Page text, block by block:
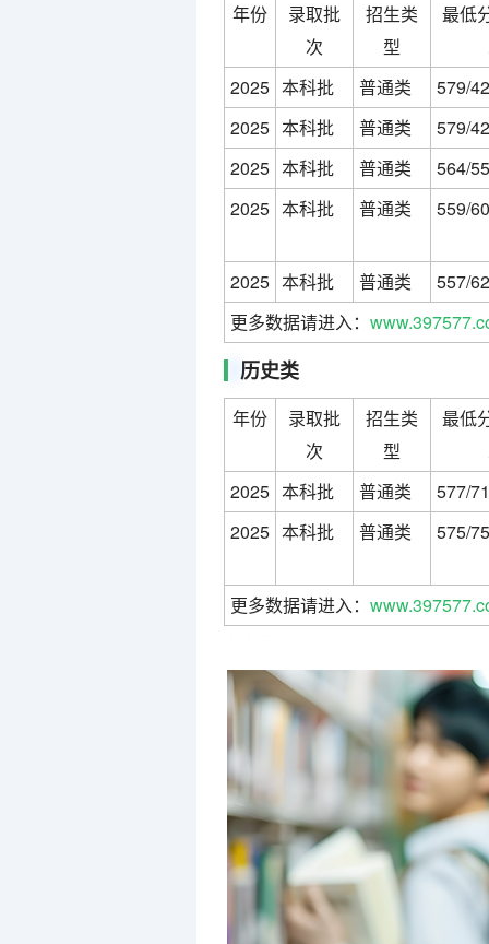
年份
录取批
次
招生类
型
最低
2025 本科批 普通类
579/
2025 本科批 普通类
579/
2025 本科批 普通类
564/
2025 本科批 普通类 559/
2025 本科批 普通类
557/
更多数据请进入：
历史类
年份
录取批
次
招生类
型
最低
2025 本科批 普通类
577/
2025 本科批 普通类 575/
更多数据请进入：